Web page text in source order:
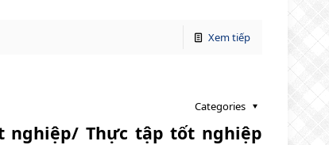
Xem tiếp
Categories
nghiệp/ Thực tập tốt nghiệp